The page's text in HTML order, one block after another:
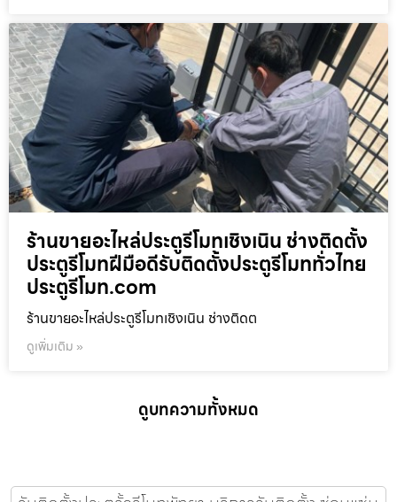
ร้านขายอะไหล่ประตูรีโมทเชิงเนิน ช่างติดตั้ง
ประตูรีโมทฝีมือดีรับติดตั้งประตูรีโมททั่วไทย
ประตูรีโมท.com
ร้านขายอะไหล่ประตูรีโมทเชิงเนิน ช่างติดต
ดูเพิ่มเติม »
ดูบทความทั้งหมด